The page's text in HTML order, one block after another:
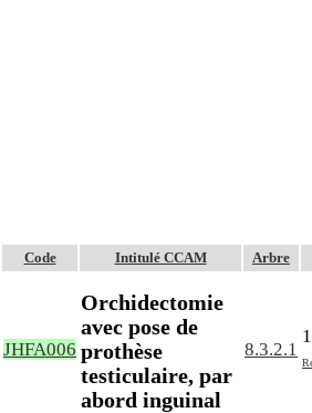
Code Intitulé CCAM Arbre
JHFA006
Orchidectomie
avec pose de
prothèse
testiculaire, par
abord inguinal
8.3.2.1